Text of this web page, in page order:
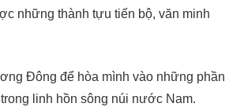
những thành tựu tiến bộ, văn minh
Đông để hòa mình vào những phần
linh hồn sông núi nước Nam.